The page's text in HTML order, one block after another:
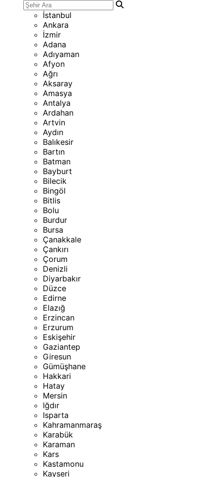
İstanbul
Ankara
İzmir
Adana
Adıyaman
Afyon
Ağrı
Aksaray
Amasya
Antalya
Ardahan
Artvin
Aydın
Balıkesir
Bartın
Batman
Bayburt
Bilecik
Bingöl
Bitlis
Bolu
Burdur
Bursa
Çanakkale
Çankırı
Çorum
Denizli
Diyarbakır
Düzce
Edirne
Elazığ
Erzincan
Erzurum
Eskişehir
Gaziantep
Giresun
Gümüşhane
Hakkari
Hatay
Mersin
Iğdır
Isparta
Kahramanmaraş
Karabük
Karaman
Kars
Kastamonu
Kayseri